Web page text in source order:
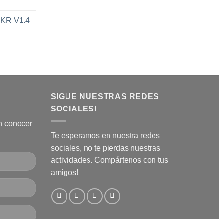
V1.4
conocer
SIGUE NUESTRAS REDES
SOCIALES!
Te esperamos en nuestra redes
sociales, no te pierdas nuestras
actividades. Compártenos con tus
amigos!